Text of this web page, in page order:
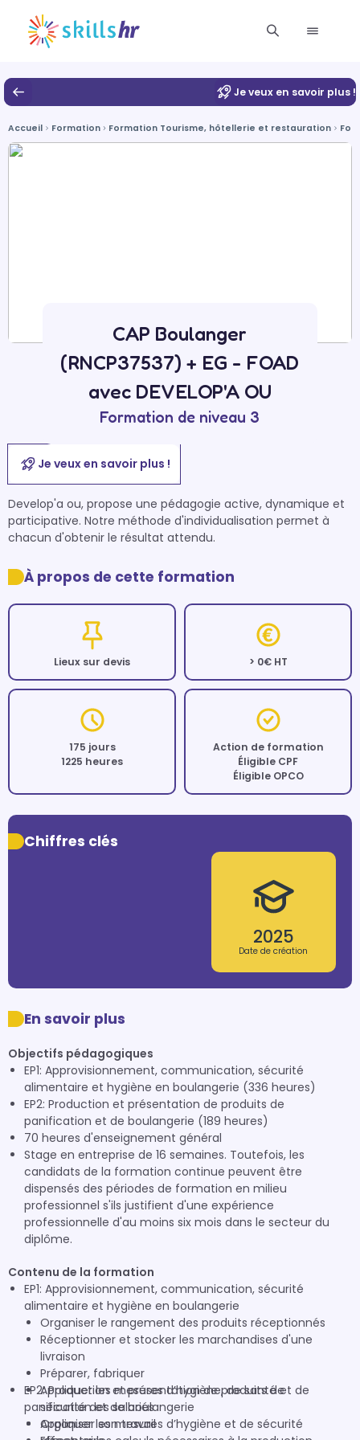
Je veux en savoir plus !
Accueil Formation Formation Tourisme, hôtellerie et restauration
CAP Boulanger
(RNCP37537) + EG - FOAD
avec DEVELOP'A OU
Formation de niveau 3
Je veux en savoir plus !
Develop'a ou, propose une pédagogie active, dynamique et
participative. Notre méthode d'individualisation permet à
chacun d'obtenir le résultat attendu.
À propos de cette formation
Lieux sur devis > 0€ HT
175 jours
1225 heures
Action de formation
Éligible CPF
Éligible OPCO
Chiffres clés
2025
Date de création
En savoir plus
Objectifs pédagogiques
EP1: Approvisionnement, communication, sécurité
alimentaire et hygiène en boulangerie (336 heures)
EP2: Production et présentation de produits de
panification et de boulangerie (189 heures)
70 heures d'enseignement général
Stage en entreprise de 16 semaines. Toutefois, les
candidats de la formation continue peuvent être
dispensés des périodes de formation en milieu
professionnel s'ils justifient d'une expérience
professionnelle d'au moins six mois dans le secteur du
diplôme.
Contenu de la formation
EP1: Approvisionnement, communication, sécurité
alimentaire et hygiène en boulangerie
Organiser le rangement des produits réceptionnés
Réceptionner et stocker les marchandises d'une
livraison
Préparer, fabriquer
Appliquer les mesures d’hygiène, de santé et de
sécurité des salariés
Appliquer les mesures d’hygiène et de sécurité
EP2: Production et présentation de produits de
panification et de boulangerie
Organiser son travail